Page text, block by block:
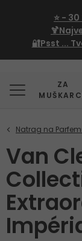
⭐ - 30
🔐Psst ...
ZA
Van